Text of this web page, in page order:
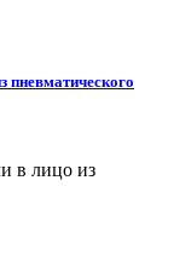
пневматического